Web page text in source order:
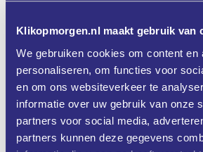
Klikopmorgen.nl maakt gebruik van
We gebruiken cookies om content en
personaliseren, om functies voor
en om ons websiteverkeer te
informatie over uw gebruik van onze
partners voor social media,
partners kunnen deze gegevens
afhankelijk van gewenste positie in
Deelsessie praktijkcases KMWE
(3th tiers/geen regie keten)
Jorg Michiels algemeen directeur, Bart
manager,
Koos Kerstholt Kenniscentre Business
Deelworkshop verdieping
naar business-system,organisatie en